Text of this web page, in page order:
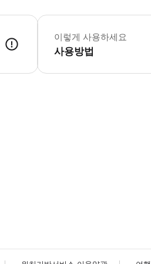
- 베르사유 궁전 티켓을 예약해
이렇게 사용하세요
사용방법